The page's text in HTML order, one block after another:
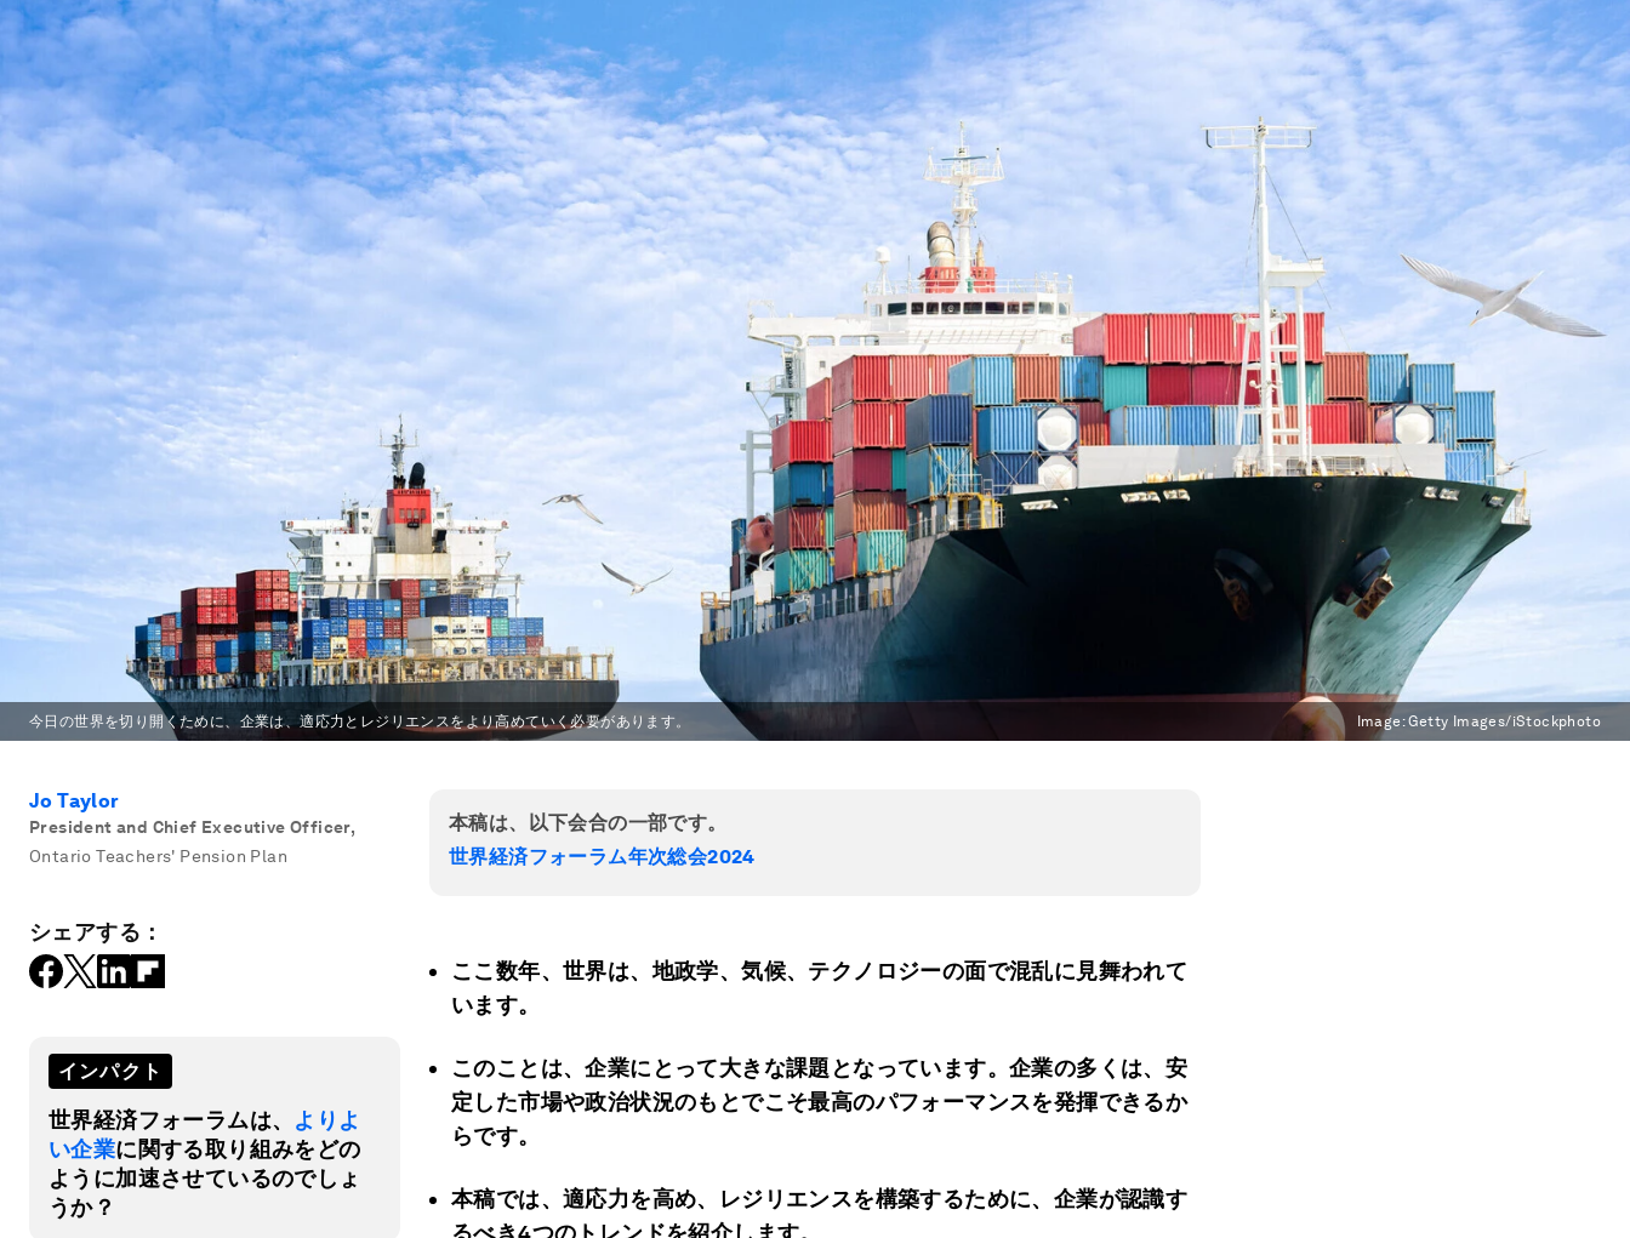
今日の世界を切り開くために、企業は、適応力とレジリエンスをより高めていく必要があります。 Image:Getty Images/iStockphoto
Jo Taylor
President and Chief Executive Officer,
Ontario Teachers' Pension Plan
シェアする：
インパクト
世界経済フォーラムは、 よりよ
い企業に関する取り組みをどの
ように加速させているのでしょ
うか？
本稿は、以下会合の一部です。
世界経済フォーラム年次総会2024
ここ数年、世界は、地政学、気候、テクノロジーの面で混乱に見舞われて
います。
このことは、企業にとって大きな課題となっています。企業の多くは、安
定した市場や政治状況のもとでこそ最高のパフォーマンスを発揮できるか
らです。
本稿では、適応力を高め、レジリエンスを構築するために、企業が認識す
るべき4つのトレンドを紹介します。